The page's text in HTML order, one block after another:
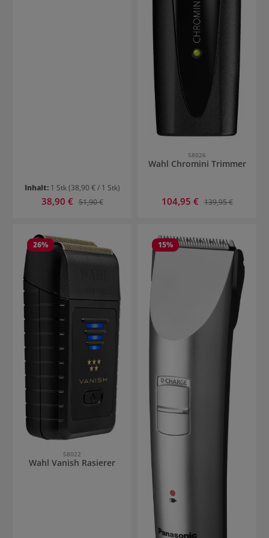
Inhalt: 1 Stk(38,90 € / 1 Stk)
Verkaufspreis:
38,90 € Regulärer Preis:
51,90 €
58026
Wahl Chromini Trimmer
Verkaufspreis:
104,95 € Regulärer Preis:
139,95 €
26%
58022
Wahl Vanish Rasierer
15%